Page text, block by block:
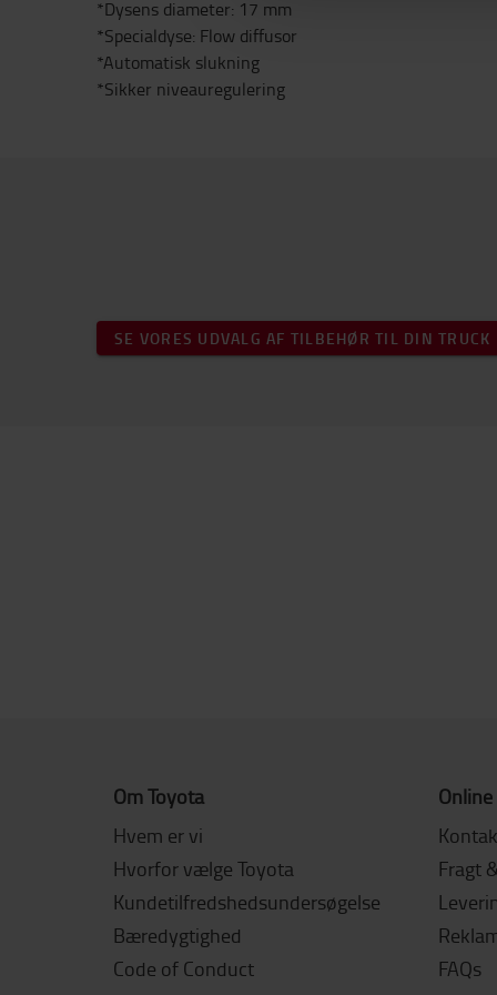
*Dysens diameter: 17 mm
*Specialdyse: Flow diffusor
*Automatisk slukning
*Sikker niveauregulering
SE VORES UDVALG AF TILBEHØR TIL DIN TRUCK
Om Toyota
Hvem er vi
Hvorfor vælge Toyota
Kundetilfredshedsundersøgelse
Bæredygtighed
Code of Conduct
Fragt
FAQs